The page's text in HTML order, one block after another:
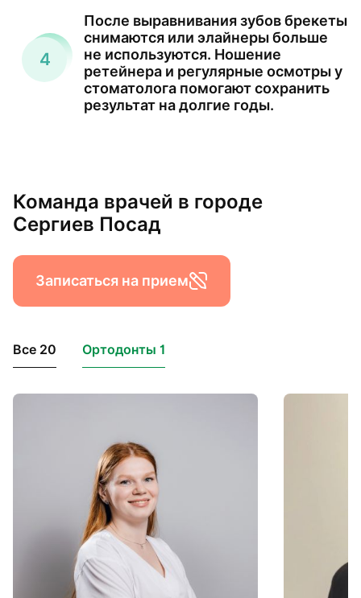
После выравнивания зубов брекеты
снимаются или элайнеры больше
не используются. Ношение
ретейнера и регулярные осмотры у
стоматолога помогают сохранить
результат на долгие годы.
Команда врачей в городе
Сергиев Посад
Записаться на прием
Все 20 Ортодонты 1